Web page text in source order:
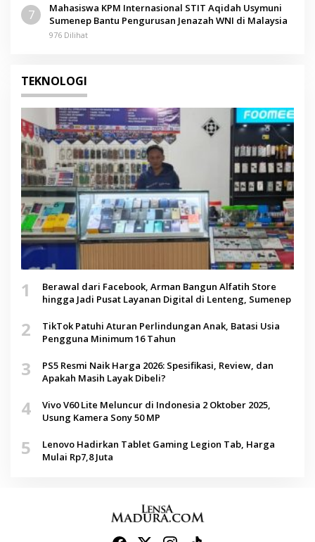
7
Mahasiswa KPM Internasional STIT Aqidah Usymuni
Sumenep Bantu Pengurusan Jenazah WNI di Malaysia
976 Dilihat
TEKNOLOGI
1
Berawal dari Facebook, Arman Bangun Alfatih Store
hingga Jadi Pusat Layanan Digital di Lenteng, Sumenep
2
TikTok Patuhi Aturan Perlindungan Anak, Batasi Usia
Pengguna Minimum 16 Tahun
3
PS5 Resmi Naik Harga 2026: Spesifikasi, Review, dan
Apakah Masih Layak Dibeli?
4
Vivo V60 Lite Meluncur di Indonesia 2 Oktober 2025,
Usung Kamera Sony 50 MP
5
Lenovo Hadirkan Tablet Gaming Legion Tab, Harga
Mulai Rp7,8 Juta